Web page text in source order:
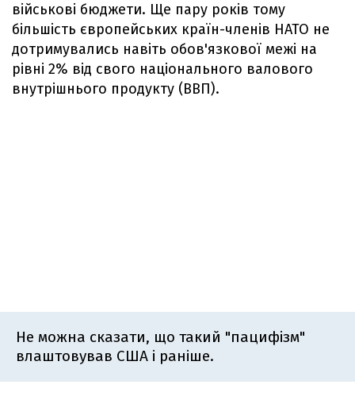
військові бюджети. Ще пару років тому
більшість європейських країн-членів НАТО не
дотримувались навіть обов'язкової межі на
рівні 2% від свого національного валового
внутрішнього продукту (ВВП).
Не можна сказати, що такий "пацифізм"
влаштовував США і раніше.